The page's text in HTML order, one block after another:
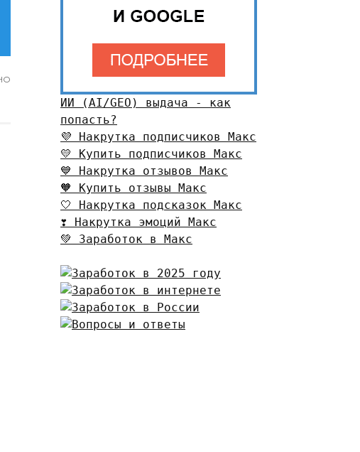
ИИ (AI/GEO) выдача - как
попасть?
💜 Накрутка подписчиков Макс
💛 Купить подписчиков Макс
💙 Накрутка отзывов Макс
🧡 Купить отзывы Макс
🤍 Накрутка подсказок Макс
❣️ Накрутка эмоций Макс
💚 Заработок в Макс